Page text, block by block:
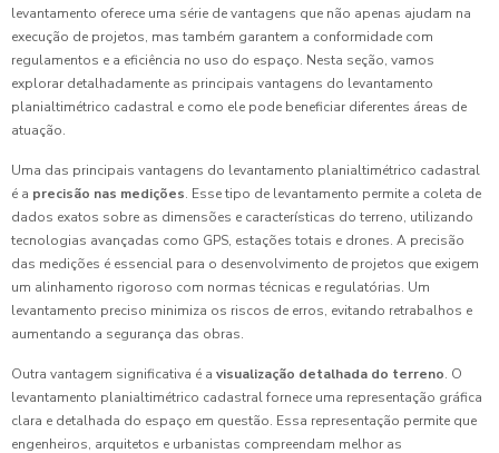
levantamento oferece uma série de vantagens que não apenas ajudam na
execução de projetos, mas também garantem a conformidade com
regulamentos e a eficiência no uso do espaço. Nesta seção, vamos
explorar detalhadamente as principais vantagens do levantamento
planialtimétrico cadastral e como ele pode beneficiar diferentes áreas de
atuação.
Uma das principais vantagens do levantamento planialtimétrico cadastral
é a precisão nas medições. Esse tipo de levantamento permite a coleta de
dados exatos sobre as dimensões e características do terreno, utilizando
tecnologias avançadas como GPS, estações totais e drones. A precisão
das medições é essencial para o desenvolvimento de projetos que exigem
um alinhamento rigoroso com normas técnicas e regulatórias. Um
levantamento preciso minimiza os riscos de erros, evitando retrabalhos e
aumentando a segurança das obras.
Outra vantagem significativa é a visualização detalhada do terreno. O
levantamento planialtimétrico cadastral fornece uma representação gráfica
clara e detalhada do espaço em questão. Essa representação permite que
engenheiros, arquitetos e urbanistas compreendam melhor as